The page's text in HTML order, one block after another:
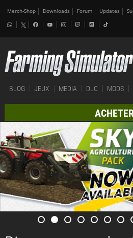
Merch-Shop Downloads Forum Updates
BLOG JEUX MEDIA DLC MODS